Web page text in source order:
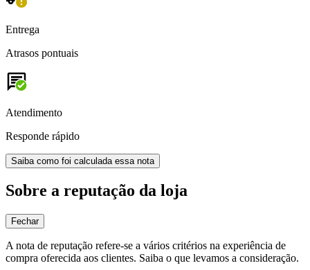
Entrega
Atrasos pontuais
Atendimento
Responde rápido
Saiba como foi calculada essa nota
Sobre a reputação da loja
Fechar
A nota de reputação refere-se a vários critérios na experiência de
compra oferecida aos clientes. Saiba o que levamos a consideração.